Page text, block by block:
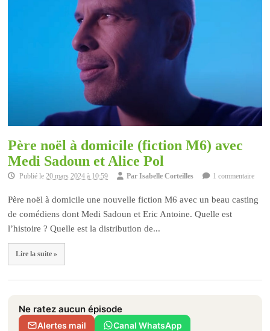
Père noël à domicile (fiction M6) avec
Medi Sadoun et Alice Pol
Publié le20 mars 2024 à 10:59 ParIsabelle Corteilles 1 commentaire
Père noël à domicile une nouvelle fiction M6 avec un beau casting
de comédiens dont Medi Sadoun et Eric Antoine. Quelle est
l’histoire ? Quelle est la distribution de...
Lire la suite »
Ne ratez aucun épisode
Alertes mail Canal WhatsApp